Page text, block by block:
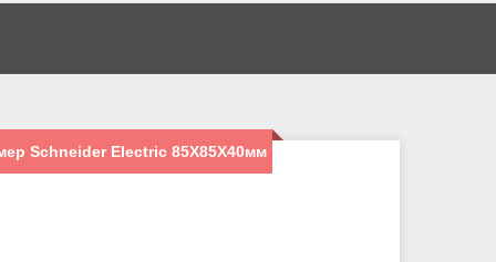
Schneider Electric 85Х85Х40мм